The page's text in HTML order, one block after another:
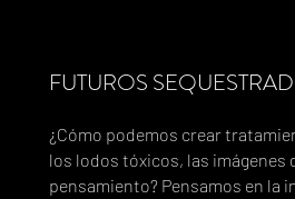
FUTUROS
¿Cómo podemos crear
los lodos tóxicos, las imágenes
pensamiento? Pensamos en la